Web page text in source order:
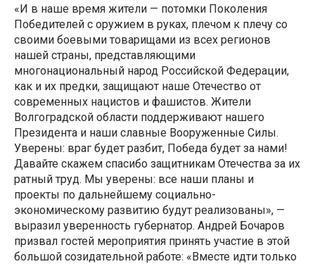
«И в наше время жители — потомки Поколения
Победителей с оружием в руках, плечом к плечу со
своими боевыми товарищами из всех регионов
нашей страны, представляющими
многонациональный народ Российской Федерации,
как и их предки, защищают наше Отечество от
современных нацистов и фашистов. Жители
Волгоградской области поддерживают нашего
Президента и наши славные Вооруженные Силы.
Уверены: враг будет разбит, Победа будет за нами!
Давайте скажем спасибо защитникам Отечества за их
ратный труд. Мы уверены: все наши планы и
проекты по дальнейшему социально-
экономическому развитию будут реализованы», —
выразил уверенность губернатор. Андрей Бочаров
призвал гостей мероприятия принять участие в этой
большой созидательной работе: «Вместе идти только